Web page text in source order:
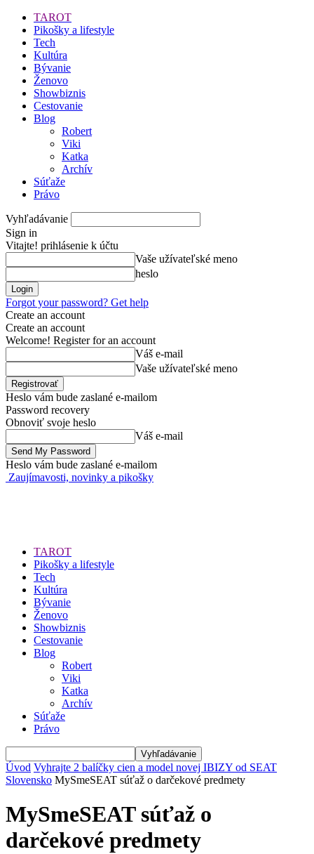
TAROT
Pikošky a lifestyle
Tech
Kultúra
Bývanie
Ženovo
Showbiznis
Cestovanie
Blog
Robert
Viki
Katka
Archív
Súťaže
Právo
Vyhľadávanie
Sign in
Vitajte! prihlásenie k účtu
Vaše užívateľské meno
heslo
Forgot your password? Get help
Create an account
Create an account
Welcome! Register for an account
Váš e-mail
Vaše užívateľské meno
Heslo vám bude zaslané e-mailom
Password recovery
Obnoviť svoje heslo
Váš e-mail
Heslo vám bude zaslané e-mailom
Zaujímavosti, novinky a pikošky
TAROT
Pikošky a lifestyle
Tech
Kultúra
Bývanie
Ženovo
Showbiznis
Cestovanie
Blog
Robert
Viki
Katka
Archív
Súťaže
Právo
Úvod Vyhrajte 2 balíčky cien a model novej IBIZY od SEAT
Slovensko MySmeSEAT súťaž o darčekové predmety
MySmeSEAT súťaž o
darčekové predmety